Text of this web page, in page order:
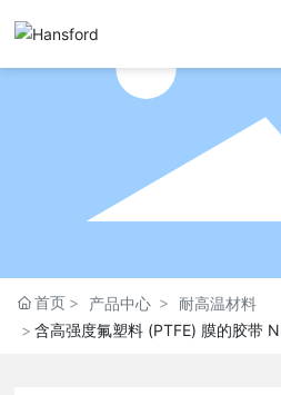
首页 产品中心
耐高温材料
含高强度氟塑料 (PTFE) 膜的胶带